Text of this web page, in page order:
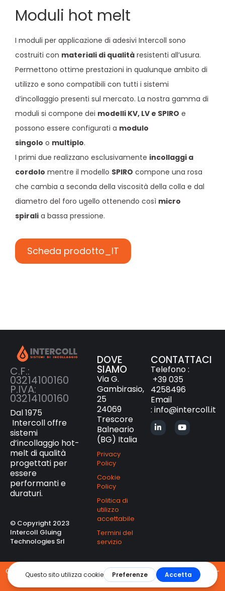
Moduli hot melt
I moduli per applicazione di adesivi Intercoll sono
costruiti con materiali di qualità resistenti all’usura.
Permettono ottime prestazioni in qualunque ambito di
utilizzo e sono compatibili con tutti i sistemi
d’incollaggio presenti sul mercato. La nostra gamma di
moduli si compone dei modelli KV, LV e SPIRO e
possono essere configurati a modulo
singolo o multiplo.
I primi due realizzano esclusivamente incollaggi a
cordolo mentre il modello SPIRO compone una rosa
che cambia a seconda della viscosità della colla e dal
diametro del foro ugello ottenendo così micro
spirali a bassa pressione.
Scheda prodotto_IT
C.F.:
03214100160
P.IVA:
03214100160
Dal 1975
Intercoll offre
sistemi
d’incollaggio hot-
melt di qualità
progettati per
essere
performanti e
duraturi.
© Copyright 2023
Intercoll Gluing
Technologies Srl
DOVE
SIAMO
Via G.
Gambirasio,
25
24069
Trescore
Balneario
(BG) Italia
Privacy
Policy
Cookie
Policy
Politica di
utilizzo
accettabile
Termini del
servizio
CONTATTACI
Telefono :
+39 035
4258496
Email
: info@intercoll.it
C.F./P.iva 03214100160 – Registro Imprese di Bergamo n° BG-359007 –
Capitale Sociale € 30.000,00 i.v.